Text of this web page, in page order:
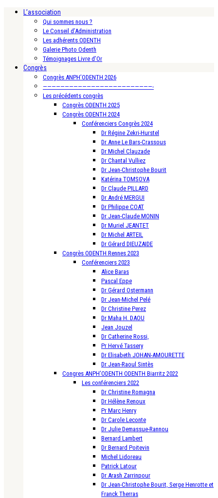
L’association
Qui sommes nous ?
Le Conseil d’Administration
Les adhérents ODENTH
Galerie Photo Odenth
Témoignages Livre d’Or
Congrès
Congrès ANPH’ODENTH 2026
—————————————————————————-
Les précédents congrès
Congrès ODENTH 2025
Congrès ODENTH 2024
Conférenciers Congrès 2024
Dr Régine Zekri-Hurstel
Dr Anne Le Bars-Crassous
Dr Michel Clauzade
Dr Chantal Vulliez
Dr Jean-Christophe Bourit
Katérina TOMSOVA
Dr Claude PILLARD
Dr André MERGUI
Dr Philippe COAT
Dr Jean-Claude MONIN
Dr Muriel JEANTET
Dr Michel ARTEIL
Dr Gérard DIEUZAIDE
Congrès ODENTH Rennes 2023
Conférenciers 2023
Alice Baras
Pascal Eppe
Dr Gérard Ostermann
Dr Jean-Michel Pelé
Dr Christine Perez
Dr Maha H. DAOU
Jean Jouzel
Dr Catherine Rossi,
Pr Hervé Tassery
Dr Elisabeth JOHAN-AMOURETTE
Dr Jean-Raoul Sintès
Congres ANPH’ODENTH ODENTH Biarritz 2022
Les conférenciers 2022
Dr Christine Romagna
Dr Hélène Renoux
Pr Marc Henry
Dr Carole Leconte
Dr Julie Demassue-Rannou
Bernard Lambert
Dr Bernard Poitevin
Michel Lidoreau
Patrick Latour
Dr Arash Zarrinpour
Dr Jean-Christophe Bourit, Serge Henrotte et
Franck Therras